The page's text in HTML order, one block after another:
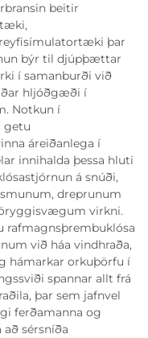
beitir
þar
býr til djúpþættar
í samanburði við
hljóðgæði í
Notkun í
getu
áreiðanlega í
innihalda þessa hluti
á snúði,
dreprunum
virkni.
rafmagnsþrembuklósa
við háa vindhraða,
hámarkar orkuþörfu í
spannar allt frá
þar sem jafnvel
ferðamanna og
sérsníða